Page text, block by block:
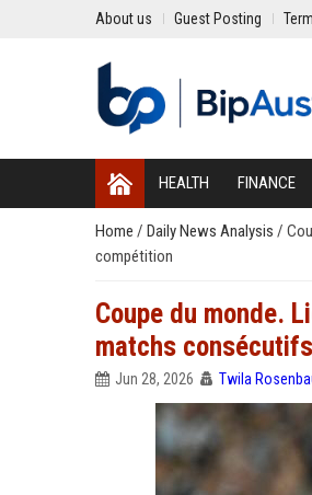
About us Guest Posting
HEALTH FINANCE
Home / Daily News Analysis /
compétition
Coupe du monde.
matchs
Jun 28, 2026 Twila